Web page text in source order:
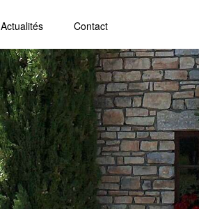
Actualités Contact